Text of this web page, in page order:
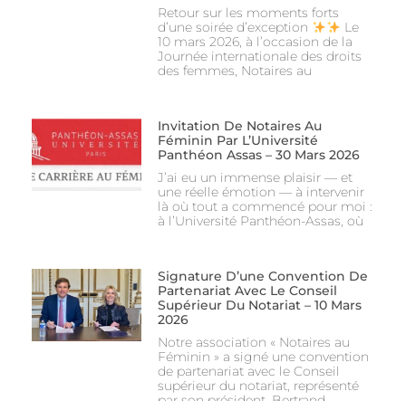
Retour sur les moments forts
d’une soirée d’exception
Le
10 mars 2026, à l’occasion de la
Journée internationale des droits
des femmes, Notaires au
Invitation De Notaires Au
Féminin Par L’Université
Panthéon Assas – 30 Mars 2026
J’ai eu un immense plaisir — et
une réelle émotion — à intervenir
là où tout a commencé pour moi :
à l’Université Panthéon-Assas, où
Signature D’une Convention De
Partenariat Avec Le Conseil
Supérieur Du Notariat – 10 Mars
2026
Notre association « Notaires au
Féminin » a signé une convention
de partenariat avec le Conseil
supérieur du notariat, représenté